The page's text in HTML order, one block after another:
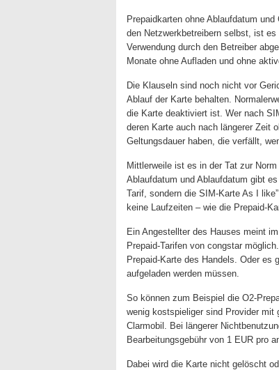
Prepaidkarten ohne Ablaufdatum
den Netzwerkbetreibern selbst, ist
Verwendung durch den Betreiber
Monate ohne Aufladen und ohne
Die Klauseln sind noch nicht vor
Ablauf der Karte behalten.
die Karte deaktiviert ist. Wer nach
deren Karte auch nach längerer Zeit
Geltungsdauer haben, die verfällt,
Mittlerweile ist es in der Tat zur
Ablaufdatum und Ablaufdatum gibt
Tarif, sondern die SIM-Karte As I
keine Laufzeiten – wie die Prepaid-
Ein Angestellter des Hauses meint
Prepaid-Tarifen von congstar
Prepaid-Karte des Handels. Oder es
aufgeladen werden müssen.
So können zum Beispiel die O2-
wenig kostspieliger sind Provider mit
Clarmobil. Bei längerer
Bearbeitungsgebühr von 1 EUR pro
Dabei wird die Karte nicht gelöscht